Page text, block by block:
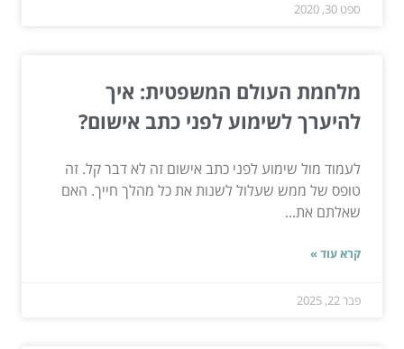
ספט 30, 2020
מלחמת העולם המשפטית: איך
להיערך לשימוע לפני כתב אישום?
לעמוד מול שימוע לפני כתב אישום זה לא דבר קל. זה
טופס של ממש שעלול לשנות את כל מהלך חייך. האם
שאלתם את...
קרא עוד »
פבר 22, 2025